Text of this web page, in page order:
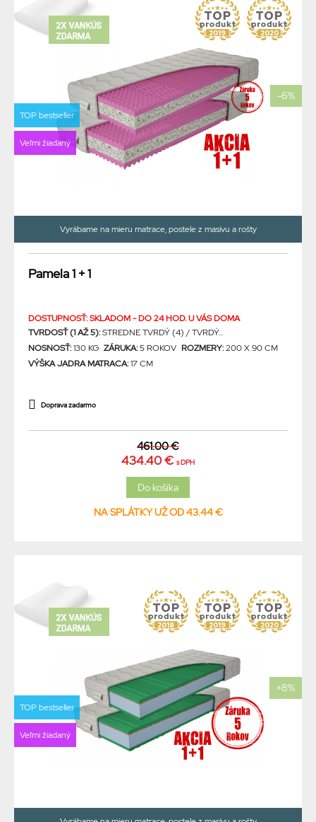
-6%
TOP bestseller
Veľmi žiadaný
Vyrábame na mieru matrace, postele z masívu a rošty
Pamela 1 + 1
DOSTUPNOSŤ: SKLADOM - DO 24 HOD. U VÁS DOMA
TVRDOSŤ (1 AŽ 5):STREDNE TVRDÝ (4) / TVRDÝ...
NOSNOSŤ:130 KG ZÁRUKA:5 ROKOV ROZMERY:200 X 90 CM
VÝŠKA JADRA MATRACA:17 CM
Doprava zadarmo
461.00 €
434.40 € s DPH
NA SPLÁTKY UŽ OD 43.44 €
+8%
TOP bestseller
Veľmi žiadaný